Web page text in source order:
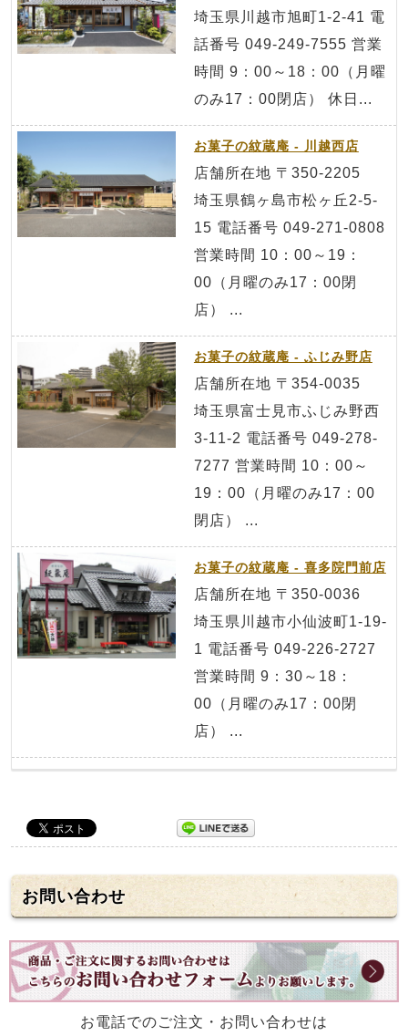
埼玉県川越市旭町1-2-41 電
話番号 049-249-7555 営業
時間 9：00～18：00（月曜
のみ17：00閉店） 休日...
お菓子の紋蔵庵 - 川越西店
店舗所在地 〒350-2205
埼玉県鶴ヶ島市松ヶ丘2-5-
15 電話番号 049-271-0808
営業時間 10：00～19：
00（月曜のみ17：00閉
店） ...
お菓子の紋蔵庵 - ふじみ野店
店舗所在地 〒354-0035
埼玉県富士見市ふじみ野西
3-11-2 電話番号 049-278-
7277 営業時間 10：00～
19：00（月曜のみ17：00
閉店） ...
お菓子の紋蔵庵 - 喜多院門前店
店舗所在地 〒350-0036
埼玉県川越市小仙波町1-19-
1 電話番号 049-226-2727
営業時間 9：30～18：
00（月曜のみ17：00閉
店） ...
お問い合わせ
お電話でのご注文・お問い合わせは